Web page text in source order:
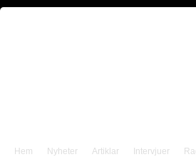
Hem Nyheter Artiklar Intervjuer